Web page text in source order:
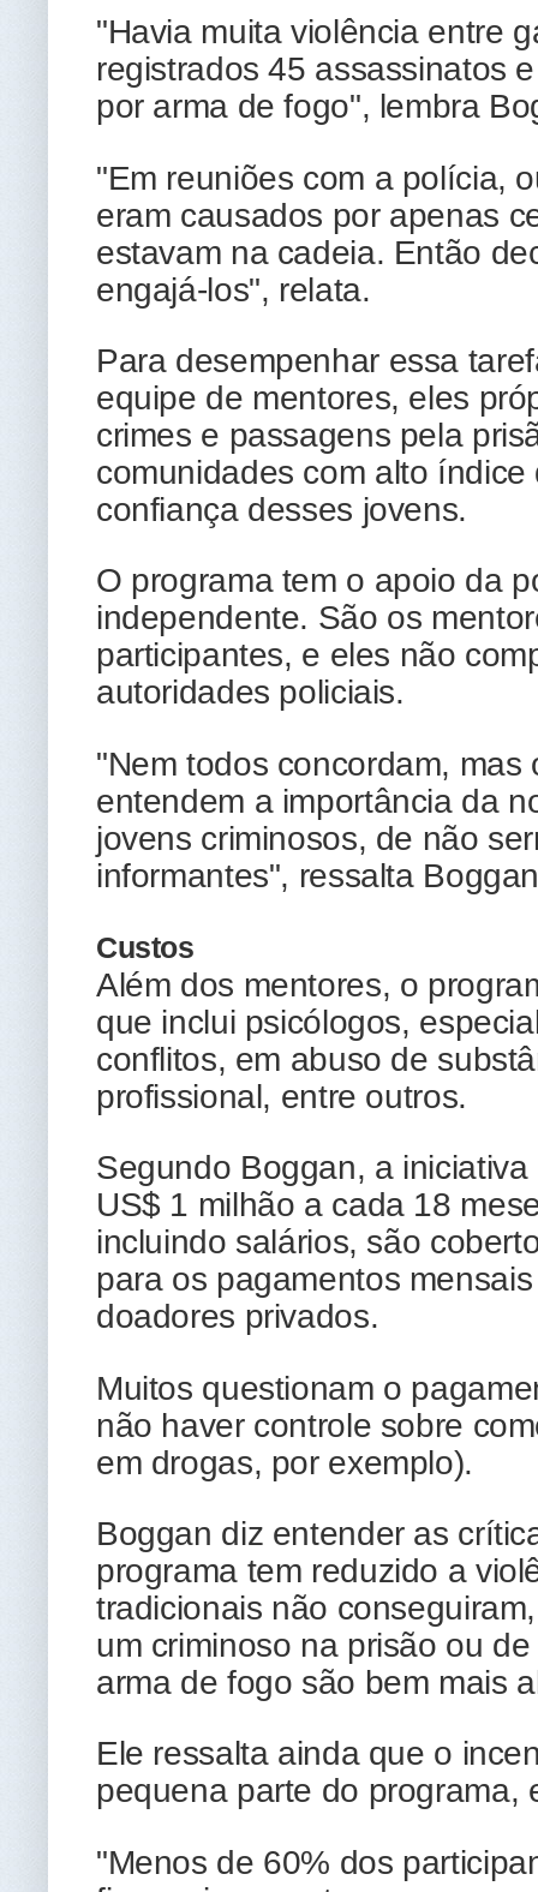
"Havia muita violência entre
registrados 45 assassinatos
por arma de fogo", lembra
"Em reuniões com a polícia,
eram causados por apenas
estavam na cadeia. Então
engajá-los", relata.
Para desempenhar essa
equipe de mentores, eles
crimes e passagens pela
comunidades com alto
confiança desses jovens.
O programa tem o apoio da
independente. São os
participantes, e eles não
autoridades policiais.
"Nem todos concordam,
entendem a importância da
jovens criminosos, de não
informantes", ressalta
Custos
Além dos mentores, o
que inclui psicólogos,
conflitos, em abuso de
profissional, entre outros.
Segundo Boggan, a
US$ 1 milhão a cada 18
incluindo salários, são
para os pagamentos
doadores privados.
Muitos questionam o
não haver controle sobre
em drogas, por exemplo).
Boggan diz entender as
programa tem reduzido a
tradicionais não
um criminoso na prisão ou
arma de fogo são bem mais
Ele ressalta ainda que o
pequena parte do programa,
"Menos de 60% dos